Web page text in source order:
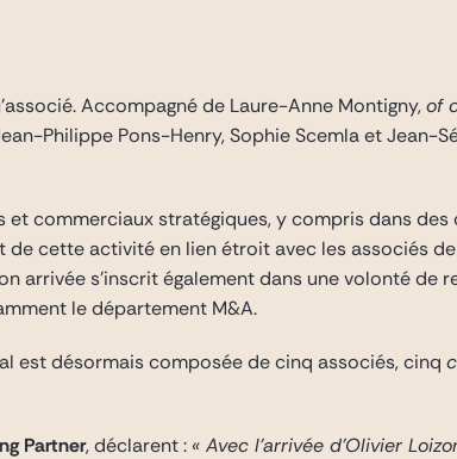
Accompagné de Laure-Anne Montigny,of
Philippe Pons-Henry, Sophie Scemla et Jean-
commerciaux stratégiques, y compris dans des
cette activité en lien étroit avec les associés
arrivée s’inscrit également dans une volonté de
le département M&A.
est désormais composée de cinq associés, cinq
Partner, déclarent : « Avec l’arrivée d’Olivier